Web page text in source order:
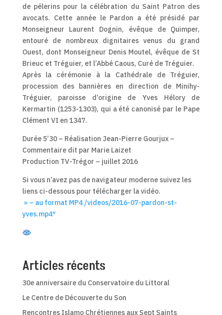
de pélerins pour la célébration du Saint Patron des
avocats. Cette année le Pardon a été présidé par
Monseigneur Laurent Dognin, évêque de Quimper,
entouré de nombreux dignitaires venus du grand
Ouest, dont Monseigneur Denis Moutel, évêque de St
Brieuc et Tréguier, et l’Abbé Caous, Curé de Tréguier.
Après la cérémonie à la Cathédrale de Tréguier,
procession des bannières en direction de Minihy-
Tréguier, paroisse d’origine de Yves Hélory de
Kermartin (1253-1303), qui a été canonisé par le Pape
Clément VI en 1347.
Durée 5’30 – Réalisation Jean-Pierre Gourjux –
Commentaire dit par Marie Laizet
Production TV-Trégor – juillet 2016
Si vous n’avez pas de navigateur moderne suivez les
liens ci-dessous pour télécharger la vidéo.
» – au format MP4 /videos/2016-07-pardon-st-
yves.mp4″
Articles récents
30e anniversaire du Conservatoire du Littoral
Le Centre de Découverte du Son
Rencontres Islamo Chrétiennes aux Sept Saints